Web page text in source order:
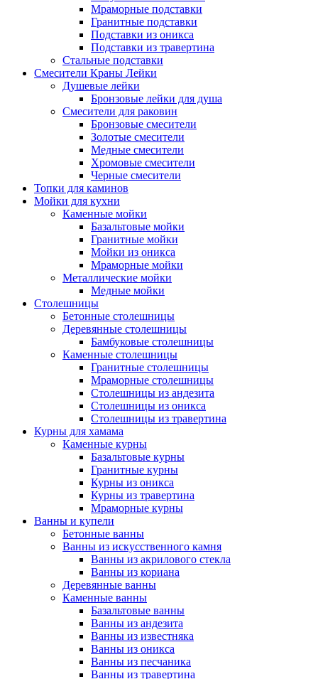
Мраморные подставки
Гранитные подставки
Подставки из оникса
Подставки из травертина
Стальные подставки
Смесители Краны Лейки
Душевые лейки
Бронзовые лейки для душа
Смесители для раковин
Бронзовые смесители
Золотые смесители
Медные смесители
Хромовые смесители
Черные смесители
Топки для каминов
Мойки для кухни
Каменные мойки
Базальтовые мойки
Гранитные мойки
Мойки из оникса
Мраморные мойки
Металлические мойки
Медные мойки
Столешницы
Бетонные столешницы
Деревянные столешницы
Бамбуковые столешницы
Каменные столешницы
Гранитные столешницы
Мраморные столешницы
Столешницы из андезита
Столешницы из оникса
Столешницы из травертина
Курны для хамама
Каменные курны
Базальтовые курны
Гранитные курны
Курны из оникса
Курны из травертина
Мраморные курны
Ванны и купели
Бетонные ванны
Ванны из искусственного камня
Ванны из акрилового стекла
Ванны из кориана
Деревянные ванны
Каменные ванны
Базальтовые ванны
Ванны из андезита
Ванны из известняка
Ванны из оникса
Ванны из песчаника
Ванны из травертина